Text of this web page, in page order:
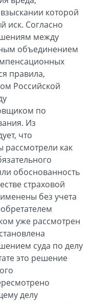
которой
иск. Согласно
между
объединением
правила,
Российской
по
Из
что
рассмотрели как
обоснованность
страховой
без учета
уже рассмотрен
суда по делу
это решение
делу